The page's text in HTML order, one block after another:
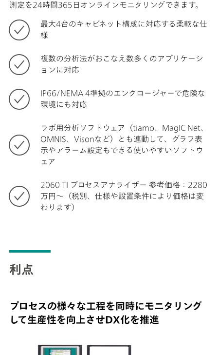
測定を24時間365日オンラインモニタリングできます。
最大4台のキャビネット構成に対応する柔軟な仕
様
複数の分析法がおこなえ数多くのアプリケーシ
ョンに対応
IP66/NEMA 4準拠のエンクロージャーで危険な
環境にも対応
ラボ用分析ソフトウェア（tiamo、MagIC Net、
OMNIS、Visonなど）とも連動して、グラフ表
示やアラーム設定もできる使いやすいソフトウ
ェア
2060 TI プロセスアナライザー 参考価格：2280
万円～（税別、仕様や設置条件により価格は変
わります）
利点
プロセスの様々な工程を同時にモニタリング
して生産性を向上させDX化を推進